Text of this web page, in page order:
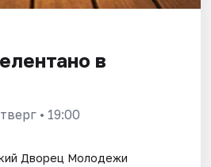
в
• 19:00
Дворец Молодежи